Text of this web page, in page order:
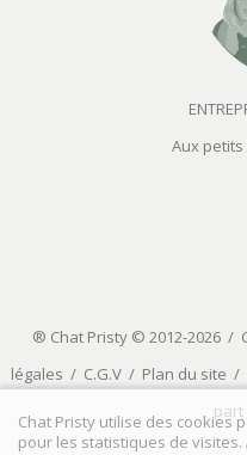
Aux
® Chat Pristy © 2012-2026 /
légales / C.G.V/ Plan du site /
part
Chat Pristy utilise des cookies
pour les statistiques de